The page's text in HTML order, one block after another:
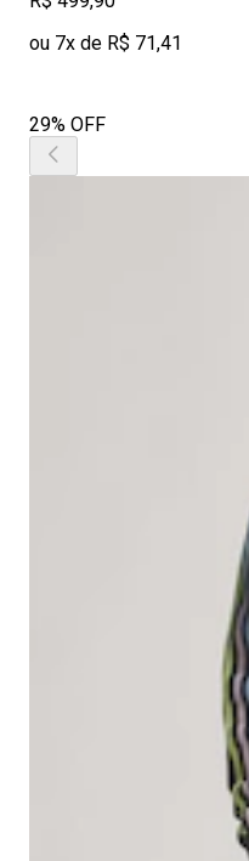
ou 7x de R$ 71,41
29% OFF